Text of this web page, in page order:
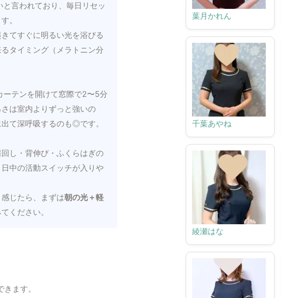
言われており、毎日リセッ
。
てすぐに明るい光を浴びる
タイミング（メラトニン分
テンを開けて窓際で2〜5分
は室内よりずっと強いの
て深呼吸するのも◎です。
し・背伸び・ふくらはぎの
中の活動スイッチが入りや
じたら、まずは朝の光＋軽
ください。
ます。
葉月かれん
千葉あやね
綾瀬はな